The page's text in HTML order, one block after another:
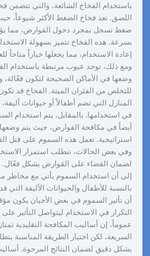
باستخدام الفخاخ الشائعة، والتي تتضمن
اللصق. تعد فخاخ الضغط الأكثر شيوعاً،
ضغط تسجل بمجرد دخول القوارض، مما
بسرعة. هذه الفخاخ تتميز بسهولة
إعادة الاستخدام، مما يجعلها خياراً متاحاً
ومع ذلك، توجد عيوب مرتبطة باستخدام
وضعها في الأماكن الصحيحة لتكون فعّالة،
للتخلص من الفئران الميتة. الفخاخ قد
المنازل التي تضم أطفالاً أو حيوانات
في استخدامها. بالمقابل، يتم استخدام
أيضاً في مكافحة القوارض، حيث يتم
استراتيجية. تعمل هذه السموم على قتل
وفي بعض الحالات، تتطلب استمرار
لضمان القضاء على القوارض بشكل فعّال.
إلى أن استخدام السموم يأتي مع مخاطر
بالنسبة للأطفال والحيوانات الأليفة التي
أن تأثير السموم في بعض الأحيان يكون
التكرار في الاستخدام ليتواصل التأثير
عموماً، إن أساليب المكافحة التقليدية تمتاز
السريعة، لكن اختيار الطريقة المناسبة
بشكل دقيق لضمان النتائج المرجوة.